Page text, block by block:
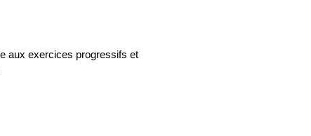
aux exercices progressifs et